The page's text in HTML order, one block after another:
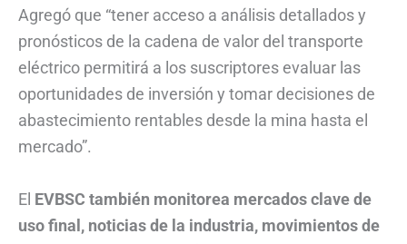
Agregó que “tener acceso a análisis detallados y
pronósticos de la cadena de valor del transporte
eléctrico permitirá a los suscriptores evaluar las
oportunidades de inversión y tomar decisiones de
abastecimiento rentables desde la mina hasta el
mercado”.
El EVBSC también monitorea mercados clave de
uso final, noticias de la industria, movimientos de